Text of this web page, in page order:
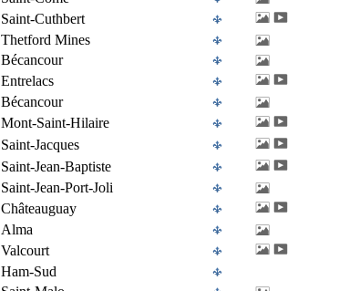
Saint-Cuthbert
Thetford Mines
Bécancour
Entrelacs
Bécancour
Mont-Saint-Hilaire
Saint-Jacques
Saint-Jean-Baptiste
Saint-Jean-Port-Joli
Châteauguay
Alma
Valcourt
Ham-Sud